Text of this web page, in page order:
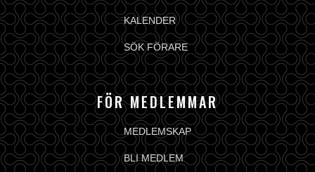
KALENDER
SÖK FÖRARE
FÖR MEDLEMMAR
MEDLEMSKAP
BLI MEDLEM